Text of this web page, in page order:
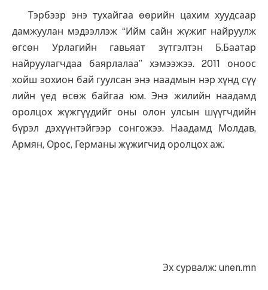
Тэрбээр энэ тухайгаа өөрийн цахим хуудсаар
дамжуулан мэдээллэж “Ийм сайн жүжиг найруулж
өгсөн Урлагийн гавьяат зүтгэлтэн Б.Баатар
найруулагчдаа баярлалаа” хэмээжээ. 2011 оноос
хойш зохион бай гуулсан энэ наадмын нэр хүнд сүү
лийн үед өсөж байгаа юм. Энэ жилийн наадамд
оролцох жүжгүүдийг оны олон улсын шүүгчдийн
бүрэл дэхүүнтэйгээр сонгожээ. Наадамд Молдав,
Армян, Орос, Германы жүжигчид оролцох аж.
Эх сурвалж: unen.mn